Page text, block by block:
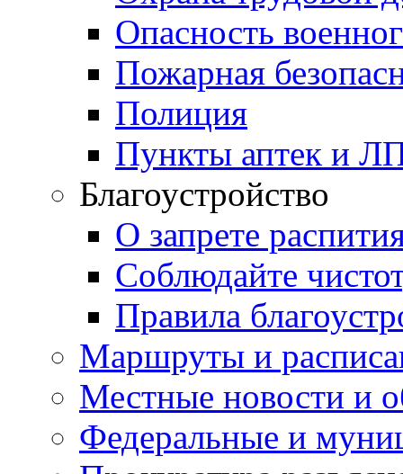
Опасность
Пожарная
Полиция
Пункты аптек и
Благоустройство
О запрете
Соблюдайте
Правила
Маршруты и
Местные новости и
Федеральные и